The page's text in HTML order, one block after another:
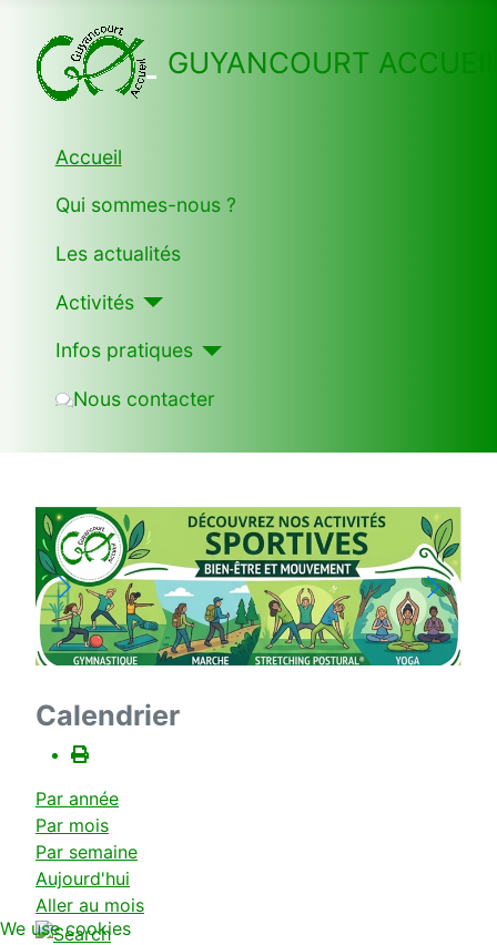
GUYANCOURT
Accueil
Qui sommes-nous ?
Les actualités
Activités
Infos pratiques
Nous contacter
Calendrier
Par année
Par mois
Par semaine
Aujourd'hui
Aller au mois
We use cookies